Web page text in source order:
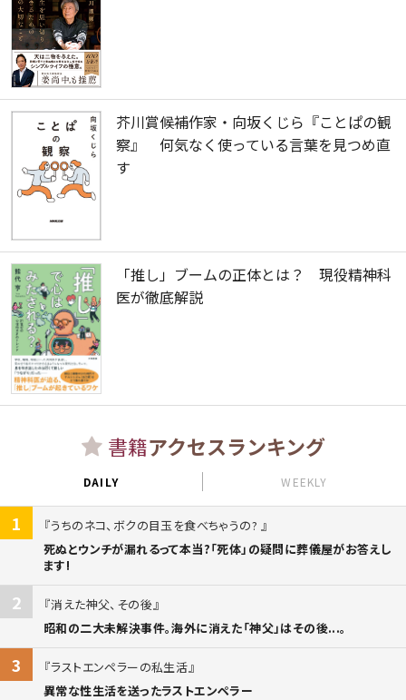
芥川賞候補作家・向坂くじら『ことぱの観
察』 何気なく使っている言葉を見つめ直
す
「推し」ブームの正体とは？ 現役精神科
医が徹底解説
書籍アクセスランキング
DAILY WEEKLY
1
うちのネコ、ボクの目玉を食べちゃうの?
死ぬとウンチが漏れるって本当?「死体」の疑問に葬儀屋がお答えし
ます!
2
消えた神父、その後
昭和の二大未解決事件。海外に消えた「神父」はその後...。
3
ラストエンペラーの私生活
異常な性生活を送ったラストエンペラー